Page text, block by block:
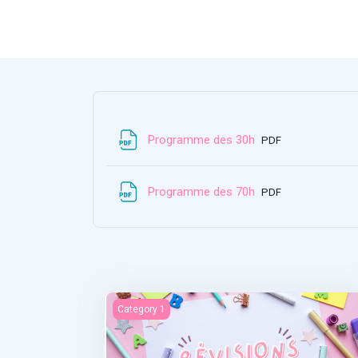
Programme des 30h Файл
PDF
Programme des 70h Файл
PDF
Révisions
Category 1